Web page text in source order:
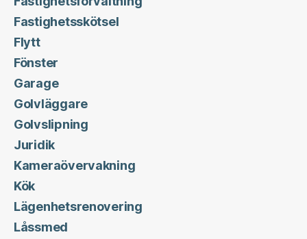
Fastighetsskötsel
Flytt
Fönster
Garage
Golvläggare
Golvslipning
Juridik
Kameraövervakning
Kök
Lägenhetsrenovering
Låssmed